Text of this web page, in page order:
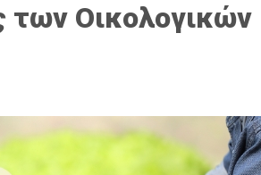
των Οικολογικών